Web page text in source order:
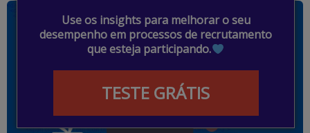
Use os insights para melhorar o seu
desempenho em processos de recrutamento
que esteja participando.
TESTE GRÁTIS